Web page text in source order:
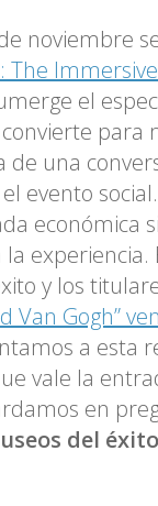
noviembre
The
el
para
de una
evento
económica
y los
Van Gogh”
a esta
vale la
en
del